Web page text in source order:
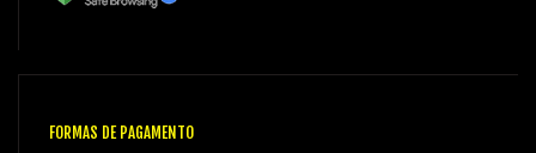
FORMAS DE PAGAMENTO